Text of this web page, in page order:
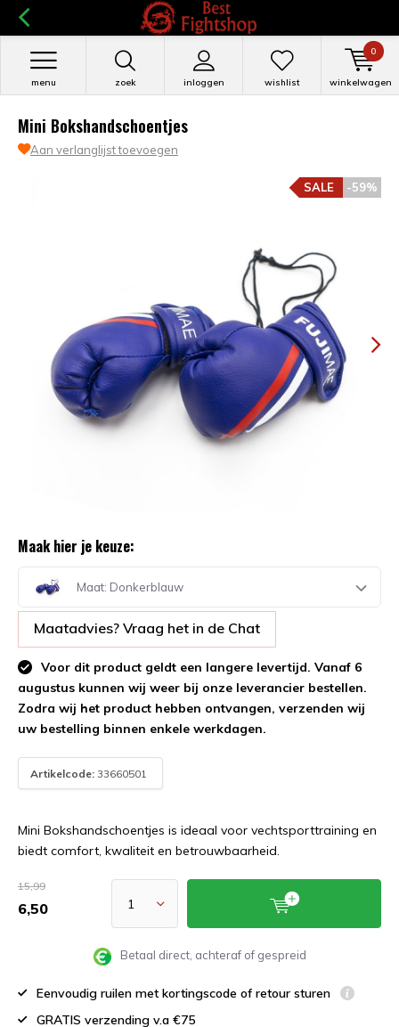
zoek inloggen
menu wishlist winkelwagen
0
Mini Bokshandschoentjes
Aan verlanglijst toevoegen
-59%
SALE
Maak hier je keuze:
Maat: Donkerblauw
Maatadvies? Vraag het in de Chat
Voor dit product geldt een langere levertijd. Vanaf 6
augustus kunnen wij weer bij onze leverancier bestellen.
Zodra wij het product hebben ontvangen, verzenden wij
uw bestelling binnen enkele werkdagen.
Artikelcode: 33660501
Mini Bokshandschoentjes is ideaal voor vechtsporttraining en
biedt comfort, kwaliteit en betrouwbaarheid.
15,99
6,50
Betaal direct, achteraf of gespreid
Eenvoudig ruilen met kortingscode of retour sturen
GRATIS verzending v.a €75